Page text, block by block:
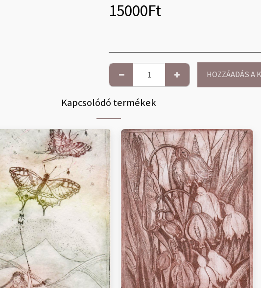
15000Ft
HOZZÁADÁS A
Kapcsolódó termékek